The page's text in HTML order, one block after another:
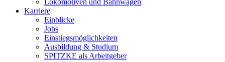
Lokomotiven und Bahnwagen
Karriere
Einblicke
Jobs
Einstiegsmöglichkeiten
Ausbildung & Studium
SPITZKE als Arbeitgeber